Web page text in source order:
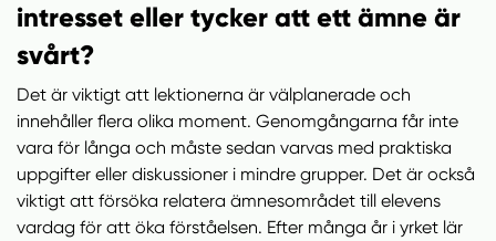
intresset eller tycker att ett ämne är
svårt?
Det är viktigt att lektionerna är välplanerade och
innehåller flera olika moment. Genomgångarna får inte
vara för långa och måste sedan varvas med praktiska
uppgifter eller diskussioner i mindre grupper. Det är också
viktigt att försöka relatera ämnesområdet till elevens
vardag för att öka förståelsen. Efter många år i yrket lär